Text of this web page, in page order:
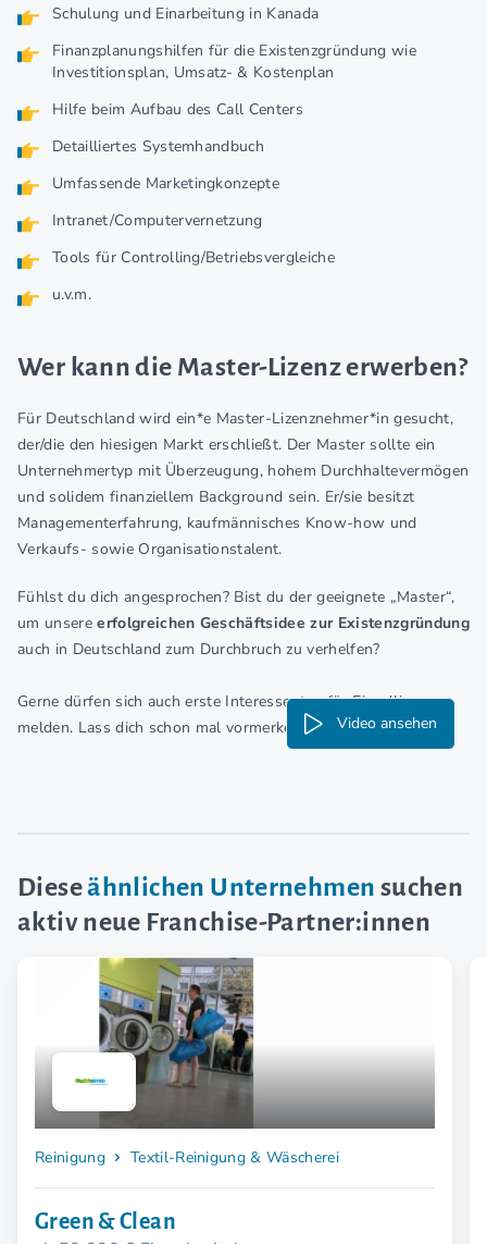
Schulung und Einarbeitung in Kanada
Finanzplanungshilfen für die Existenzgründung wie
Investitionsplan, Umsatz- & Kostenplan
Hilfe beim Aufbau des Call Centers
Detailliertes Systemhandbuch
Umfassende Marketingkonzepte
Intranet/Computervernetzung
Tools für Controlling/Betriebsvergleiche
u.v.m.
Wer kann die Master-Lizenz erwerben?
Für Deutschland wird ein*e Master-Lizenznehmer*in gesucht,
der/die den hiesigen Markt erschließt. Der Master sollte ein
Unternehmertyp mit Überzeugung, hohem Durchhaltevermögen
und solidem finanziellem Background sein. Er/sie besitzt
Managementerfahrung, kaufmännisches Know-how und
Verkaufs- sowie Organisationstalent.
Fühlst du dich angesprochen? Bist du der geeignete „Master“,
um unsereerfolgreichen Geschäftsidee zur Existenzgründung
auch in Deutschland zum Durchbruch zu verhelfen?
Gerne dürfen sich auch erste Interessenten für Einzellizenzen
melden. Lass dich schon mal vormerken!
Video ansehen
Dieseähnlichen Unternehmen suchen
aktiv neue Franchise-Partner:innen
Reinigung Textil-Reinigung & Wäscherei
Green & Clean